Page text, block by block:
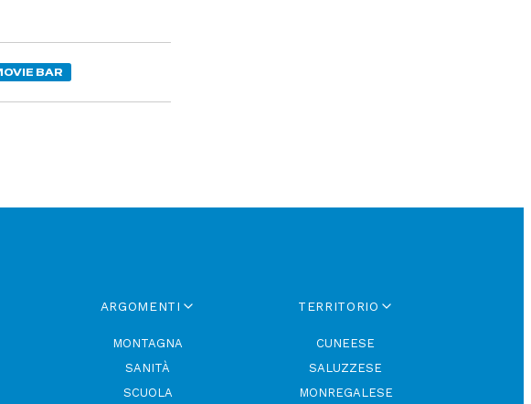
BAR
ARGOMENTI
MONTAGNA
SANITÀ
SCUOLA
TERRITORIO
CUNEESE
SALUZZESE
MONREGALESE